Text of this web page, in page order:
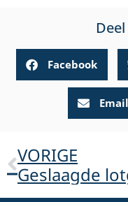
Facebook
Email
VORIGE